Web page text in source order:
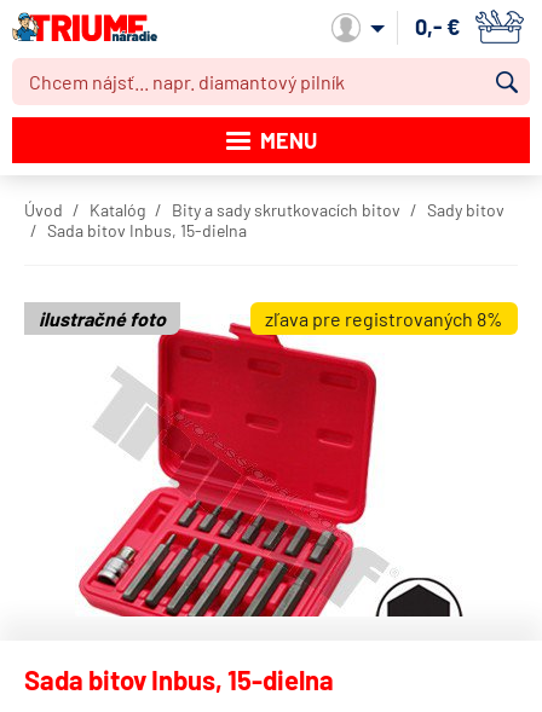
Môj účet
0,- €
MENU
Akcie
Výpredaj
Obchodné podmienky
Dodacie podmienky
Kontakt
Úvod Katalóg Bity a sady skrutkovacích bitov
Sady bitov
Sada bitov Inbus, 15-dielna
zľava pre registrovaných 8%
ilustračné foto
Sada bitov Inbus, 15-dielna